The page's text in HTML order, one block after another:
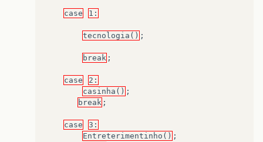
case 1:
tecnologia() ;
break ;
case
2:
casinha() ;
break ;
case
3:
Entreterimentinho() ;